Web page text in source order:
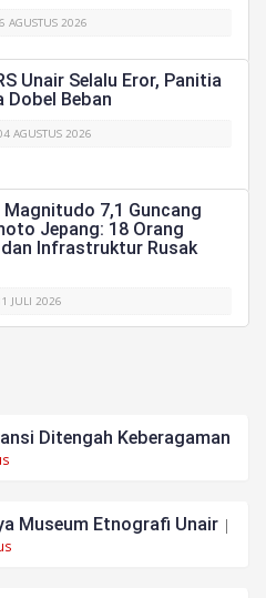
AGUSTUS 2026
Unair Selalu Eror, Panitia
Dobel Beban
AGUSTUS 2026
Magnitudo 7,1 Guncang
Jepang: 18 Orang
Infrastruktur Rusak
JULI 2026
Ditengah Keberagaman
Museum Etnografi Unair |